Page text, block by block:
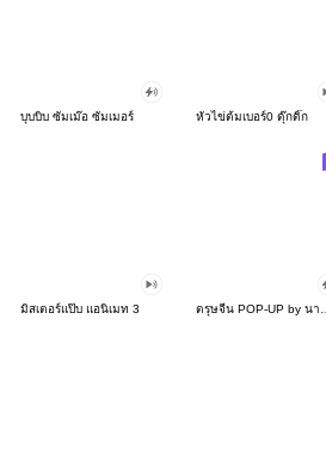
บุบบิบ ซัมเม๊อ ซัมเมอร์ หัวไข่ต้มเบอร์0 ดุ๊กดิ๊ก
มิสเตอร์แป๊บ แอนิเมท 3